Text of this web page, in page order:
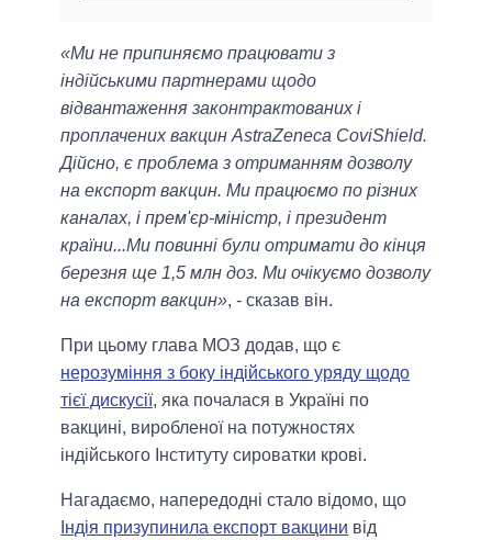
«Ми не припиняємо працювати з
індійськими партнерами щодо
відвантаження законтрактованих і
проплачених вакцин AstraZeneca CoviShield.
Дійсно, є проблема з отриманням дозволу
на експорт вакцин. Ми працюємо по різних
каналах, і прем'єр-міністр, і президент
країни...Ми повинні були отримати до кінця
березня ще 1,5 млн доз. Ми очікуємо дозволу
на експорт вакцин», - сказав він.
При цьому глава МОЗ додав, що є
нерозуміння з боку індійського уряду щодо
тієї дискусії, яка почалася в Україні по
вакцині, виробленої на потужностях
індійського Інституту сироватки крові.
Нагадаємо, напередодні стало відомо, що
Індія призупинила експорт вакцини від